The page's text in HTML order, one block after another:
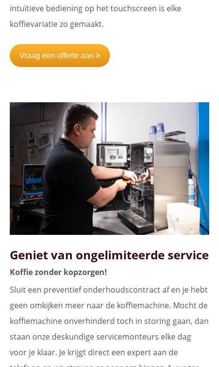
intuïtieve bediening op het touchscreen is elke
koffievariatie zo gemaakt.
Vraag een offerte aan
Geniet van ongelimiteerde service
Koffie zonder kopzorgen!
Sluit een preventief onderhoudscontract af en je hebt
geen omkijken meer naar de koffiemachine. Mocht de
koffiemachine onverhinderd toch in storing gaan, dan
staan onze deskundige servicemonteurs elke dag
voor je klaar. Je krijgt direct een expert aan de